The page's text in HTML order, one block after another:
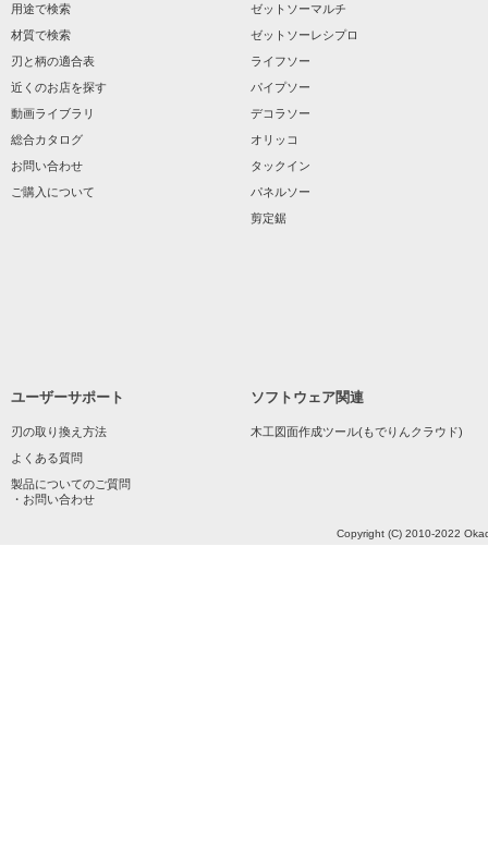
用途で検索
材質で検索
刃と柄の適合表
近くのお店を探す
動画ライブラリ
総合カタログ
お問い合わせ
ご購入について
ゼットソーマルチ
ゼットソーレシプロ
ライフソー
パイプソー
デコラソー
オリッコ
タックイン
パネルソー
剪定鋸
ユーザーサポート
刃の取り換え方法
よくある質問
製品についてのご質問
・お問い合わせ
ソフトウェア関連
木工図面作成ツール(もでりんクラウド)
Copyright (C) 2010-2022